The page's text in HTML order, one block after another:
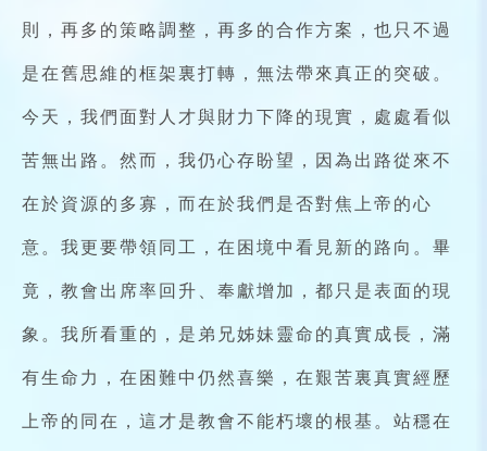
則，再多的策略調整，再多的合作方案，也只不過
是在舊思維的框架裏打轉，無法帶來真正的突破。
今天，我們面對人才與財力下降的現實，處處看似
苦無出路。然而，我仍心存盼望，因為出路從來不
在於資源的多寡，而在於我們是否對焦上帝的心
意。我更要帶領同工，在困境中看見新的路向。畢
竟，教會出席率回升、奉獻增加，都只是表面的現
象。我所看重的，是弟兄姊妹靈命的真實成長，滿
有生命力，在困難中仍然喜樂，在艱苦裏真實經歷
上帝的同在，這才是教會不能朽壞的根基。站穩在